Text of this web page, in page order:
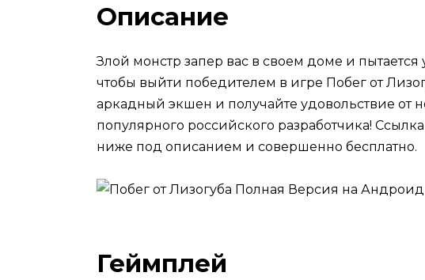
Описание
Злой монстр запер вас в своем доме и
чтобы выйти победителем в игре Побег от
аркадный экшен и получайте удовольствие от
популярного российского разработчика!
ниже под описанием и совершенно бесплатно.
Геймплей